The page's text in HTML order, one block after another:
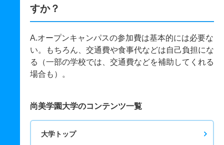
すか？
A.オープンキャンパスの参加費は基本的には必要な
い。もちろん、交通費や食事代などは自己負担にな
る（一部の学校では、交通費などを補助してくれる
場合も）。
尚美学園大学のコンテンツ一覧
大学トップ